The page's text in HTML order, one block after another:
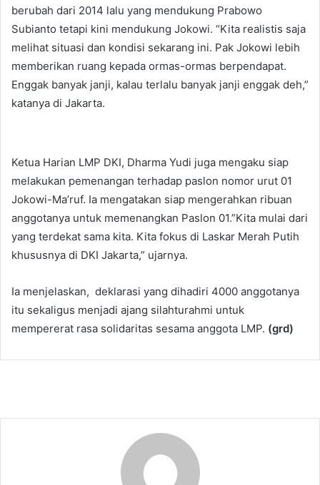
berubah dari 2014 lalu yang mendukung Prabowo
Subianto tetapi kini mendukung Jokowi. “Kita realistis saja
melihat situasi dan kondisi sekarang ini. Pak Jokowi lebih
memberikan ruang kepada ormas-ormas berpendapat.
Enggak banyak janji, kalau terlalu banyak janji enggak deh,”
katanya di Jakarta.
Ketua Harian LMP DKI, Dharma Yudi juga mengaku siap
melakukan pemenangan terhadap paslon nomor urut 01
Jokowi-Ma’ruf. Ia mengatakan siap mengerahkan ribuan
anggotanya untuk memenangkan Paslon 01.”Kita mulai dari
yang terdekat sama kita. Kita fokus di Laskar Merah Putih
khususnya di DKI Jakarta,” ujarnya.
Ia menjelaskan, deklarasi yang dihadiri 4000 anggotanya
itu sekaligus menjadi ajang silahturahmi untuk
mempererat rasa solidaritas sesama anggota LMP. (grd)